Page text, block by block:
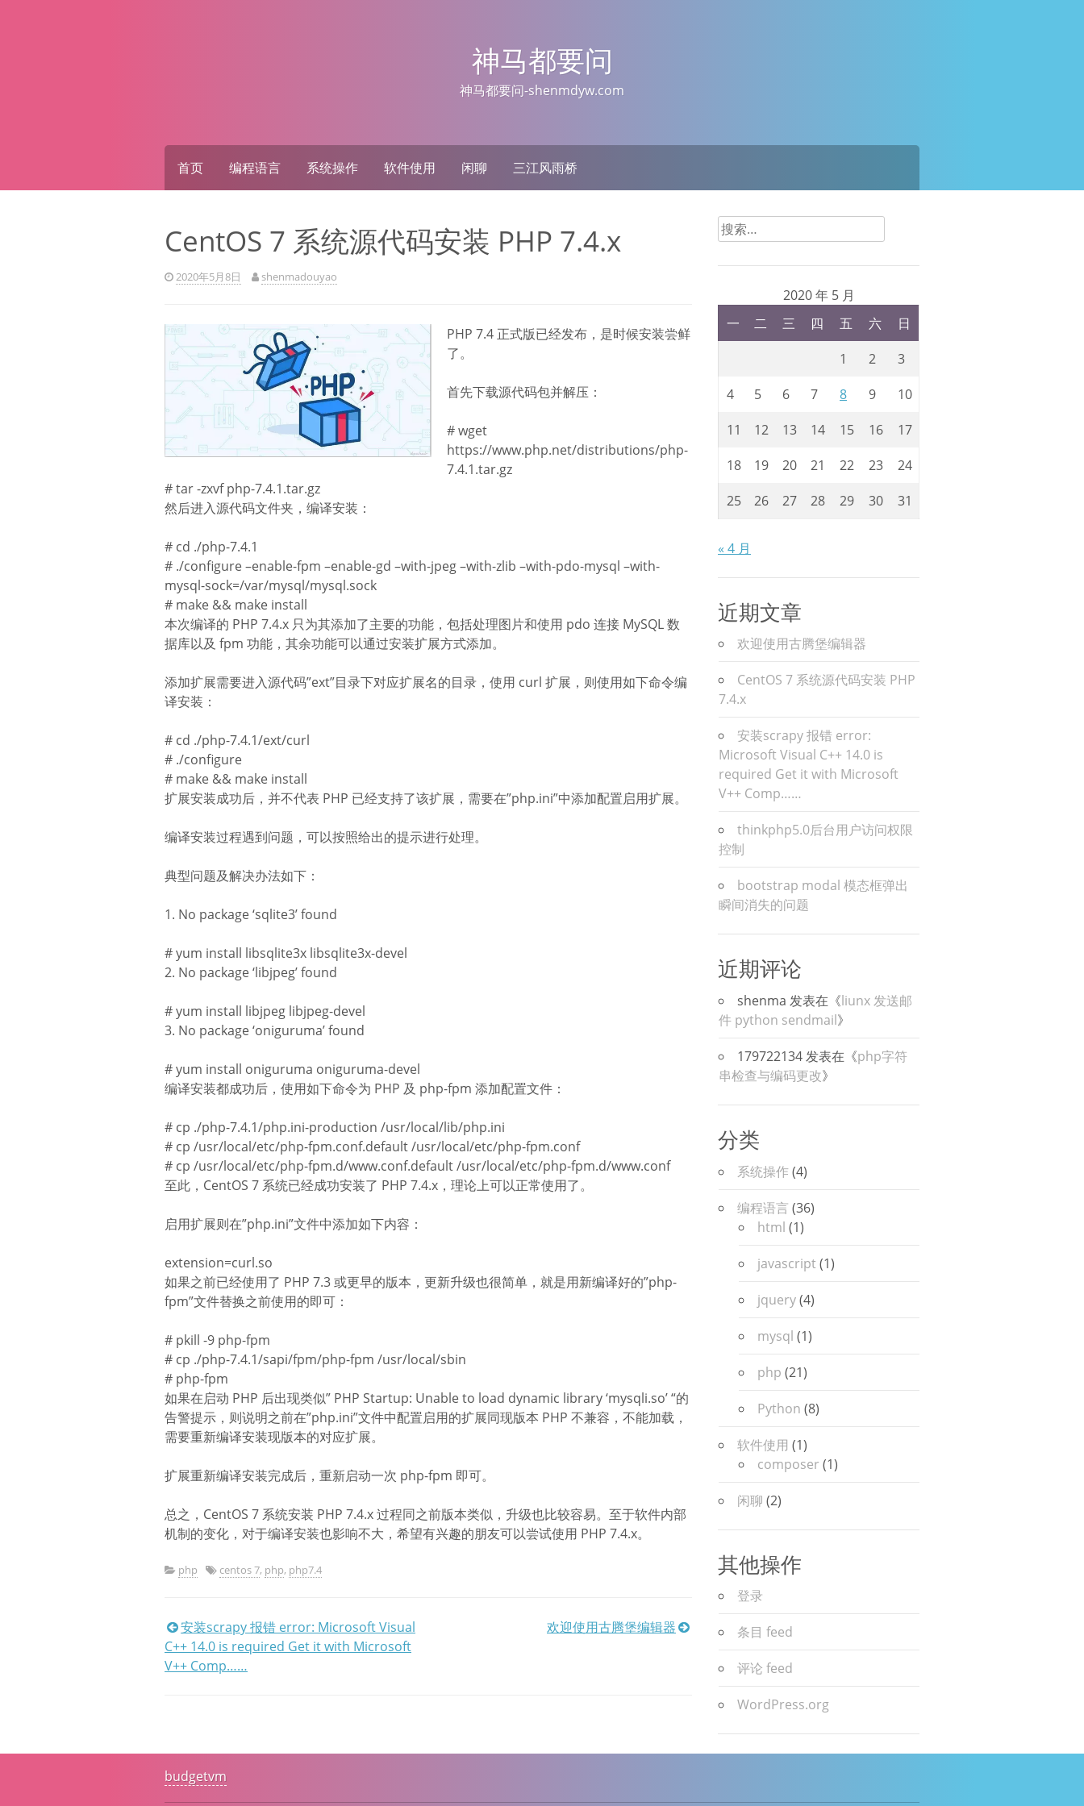
神马都要问
神马都要问-shenmdyw.com
首页 编程语言 系统操作 软件使用 闲聊 三江风雨桥
CentOS 7 系统源代码安装 PHP 7.4.x
2020年5月8日 shenmadouyao
PHP 7.4 正式版已经发布，是时候安装尝鲜
了。
首先下载源代码包并解压：
# wget
https://www.php.net/distributions/php-
7.4.1.tar.gz
# tar -zxvf php-7.4.1.tar.gz
然后进入源代码文件夹，编译安装：
# cd ./php-7.4.1
# ./configure –enable-fpm –enable-gd –with-jpeg –with-zlib –with-pdo-mysql –with-
mysql-sock=/var/mysql/mysql.sock
# make && make install
本次编译的 PHP 7.4.x 只为其添加了主要的功能，包括处理图片和使用 pdo 连接 MySQL 数
据库以及 fpm 功能，其余功能可以通过安装扩展方式添加。
添加扩展需要进入源代码”ext”目录下对应扩展名的目录，使用 curl 扩展，则使用如下命令编
译安装：
# cd ./php-7.4.1/ext/curl
# ./configure
# make && make install
扩展安装成功后，并不代表 PHP 已经支持了该扩展，需要在”php.ini”中添加配置启用扩展。
编译安装过程遇到问题，可以按照给出的提示进行处理。
典型问题及解决办法如下：
1. No package ‘sqlite3’ found
# yum install libsqlite3x libsqlite3x-devel
2. No package ‘libjpeg’ found
# yum install libjpeg libjpeg-devel
3. No package ‘oniguruma’ found
# yum install oniguruma oniguruma-devel
编译安装都成功后，使用如下命令为 PHP 及 php-fpm 添加配置文件：
# cp ./php-7.4.1/php.ini-production /usr/local/lib/php.ini
# cp /usr/local/etc/php-fpm.conf.default /usr/local/etc/php-fpm.conf
# cp /usr/local/etc/php-fpm.d/www.conf.default /usr/local/etc/php-fpm.d/www.conf
至此，CentOS 7 系统已经成功安装了 PHP 7.4.x，理论上可以正常使用了。
启用扩展则在”php.ini”文件中添加如下内容：
extension=curl.so
如果之前已经使用了 PHP 7.3 或更早的版本，更新升级也很简单，就是用新编译好的”php-
fpm”文件替换之前使用的即可：
# pkill -9 php-fpm
# cp ./php-7.4.1/sapi/fpm/php-fpm /usr/local/sbin
# php-fpm
如果在启动 PHP 后出现类似” PHP Startup: Unable to load dynamic library ‘mysqli.so’ “的
告警提示，则说明之前在”php.ini”文件中配置启用的扩展同现版本 PHP 不兼容，不能加载，
需要重新编译安装现版本的对应扩展。
扩展重新编译安装完成后，重新启动一次 php-fpm 即可。
总之，CentOS 7 系统安装 PHP 7.4.x 过程同之前版本类似，升级也比较容易。至于软件内部
机制的变化，对于编译安装也影响不大，希望有兴趣的朋友可以尝试使用 PHP 7.4.x。
php centos 7, php, php7.4
文
章
航
安装scrapy 报错 error: Microsoft Visual
C++ 14.0 is required Get it with Microsoft
V++ Comp……
欢迎使用古腾堡编辑器
搜
索：
2020 年 5 月
一
二 三 四 五 六
日
1
2
3
4
5 6 7 8 9
10
11
12 13 14 15 16
17
18
19 20 21 22 23
24
25
26 27 28 29 30 31
« 4 月
近期文章
欢迎使用古腾堡编辑器
CentOS 7 系统源代码安装 PHP
7.4.x
安装scrapy 报错 error:
Microsoft Visual C++ 14.0 is
required Get it with Microsoft
V++ Comp……
thinkphp5.0后台用户访问权限
控制
bootstrap modal 模态框弹出
瞬间消失的问题
近期评论
shenma 发表在《liunx 发送邮
件 python sendmail》
179722134发表在《php字符
串检查与编码更改》
分类
系统操作(4)
编程语言 (36)
html (1)
javascript (1)
jquery(4)
mysql (1)
php (21)
Python (8)
软件使用 (1)
composer (1)
闲聊 (2)
其他操作
登录
条目 feed
评论 feed
WordPress.org
budgetvm